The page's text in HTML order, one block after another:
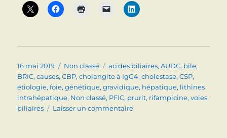
Publié
le
16 mai 2019 Catégories
Non classé Étiquettes
acides biliaires,AUDC, bile,
BRIC,causes,CBP,cholangite à IgG4,cholestase,CSP,
étiologie,foie,génétique,gravidique, hépatique, lithines
intrahépatique, Non classé, PFIC, prurit, rifampicine,voies
biliaires
Laisser un commentairesur